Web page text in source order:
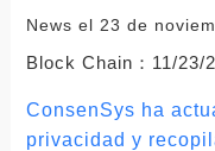
News el 23 de
Block Chain： 11/23/
ConsenSys ha
privacidad y